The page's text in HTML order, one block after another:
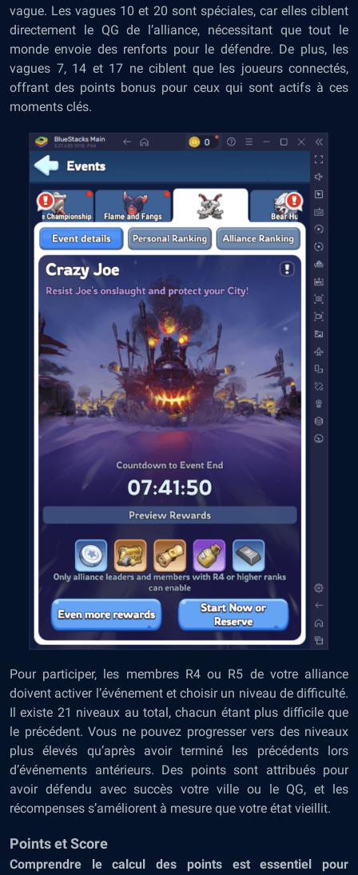
vague. Les vagues 10 et 20 sont spéciales, car elles ciblent
directement le QG de l’alliance, nécessitant que tout le
monde envoie des renforts pour le défendre. De plus, les
vagues 7, 14 et 17 ne ciblent que les joueurs connectés,
offrant des points bonus pour ceux qui sont actifs à ces
moments clés.
Pour participer, les membres R4 ou R5 de votre alliance
doivent activer l’événement et choisir un niveau de difficulté.
Il existe 21 niveaux au total, chacun étant plus difficile que
le précédent. Vous ne pouvez progresser vers des niveaux
plus élevés qu’après avoir terminé les précédents lors
d’événements antérieurs. Des points sont attribués pour
avoir défendu avec succès votre ville ou le QG, et les
récompenses s’améliorent à mesure que votre état vieillit.
Points et Score
Comprendre le calcul des points est essentiel pour